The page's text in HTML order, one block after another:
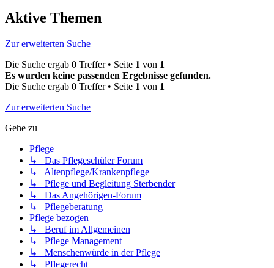
Aktive Themen
Zur erweiterten Suche
Die Suche ergab 0 Treffer • Seite 1 von 1
Es wurden keine passenden Ergebnisse gefunden.
Die Suche ergab 0 Treffer • Seite 1 von 1
Zur erweiterten Suche
Gehe zu
Pflege
↳ Das Pflegeschüler Forum
↳ Altenpflege/Krankenpflege
↳ Pflege und Begleitung Sterbender
↳ Das Angehörigen-Forum
↳ Pflegeberatung
Pflege bezogen
↳ Beruf im Allgemeinen
↳ Pflege Management
↳ Menschenwürde in der Pflege
↳ Pflegerecht